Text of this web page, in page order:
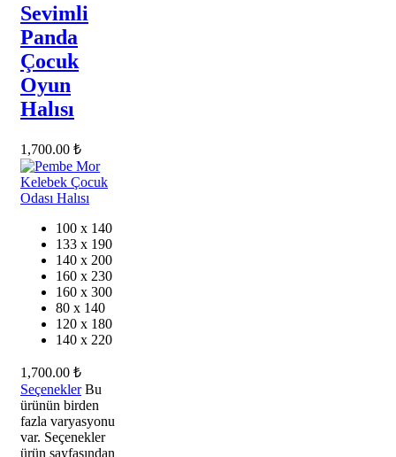
Sevimli
Panda
Çocuk
Oyun
Halısı
1,700.00 ₺
100 x 140
133 x 190
140 x 200
160 x 230
160 x 300
80 x 140
120 x 180
140 x 220
1,700.00 ₺
Seçenekler Bu
ürünün birden
fazla varyasyonu
var. Seçenekler
ürün sayfasından